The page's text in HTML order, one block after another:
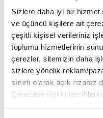
Sizlere daha iyi bir
ve üçüncü kişilere ait
çeşitli kişisel verileriniz
toplumu hizmetlerinin
çerezler, sitemizin daha
sizlere yönelik reklam/
sınırlı olarak açık rızanız
Çerezlere ilişkin